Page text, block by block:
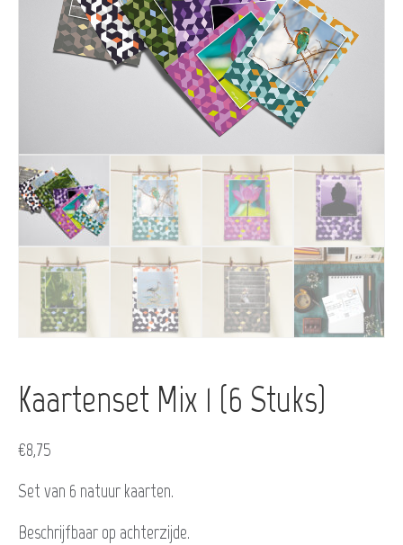
Kaartenset Mix 1 (6 Stuks)
€8,75
Set van 6 natuur kaarten.
Beschrijfbaar op achterzijde.